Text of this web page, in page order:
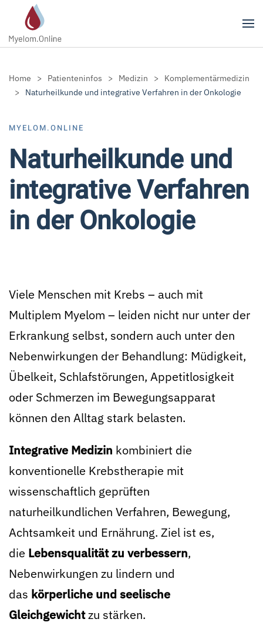
Zum Hauptinhalt springen
Home Patienteninfos Medizin
Komplementärmedizin
Naturheilkunde und integrative Verfahren in der Onkologie
MYELOM.ONLINE
Naturheilkunde und
integrative Verfahren
in der Onkologie
Viele Menschen mit Krebs – auch mit
Multiplem Myelom – leiden nicht nur unter der
Erkrankung selbst, sondern auch unter den
Nebenwirkungen der Behandlung: Müdigkeit,
Übelkeit, Schlafstörungen, Appetitlosigkeit
oder Schmerzen im Bewegungsapparat
können den Alltag stark belasten.
Integrative Medizin kombiniert die
konventionelle Krebstherapie mit
wissenschaftlich geprüften
naturheilkundlichen Verfahren, Bewegung,
Achtsamkeit und Ernährung. Ziel ist es,
die Lebensqualität zu verbessern,
Nebenwirkungen zu lindern und
das körperliche und seelische
Gleichgewichtzu stärken.